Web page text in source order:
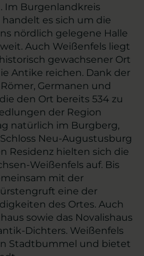
Im Burgenlandkreis
es sich um die
nördlich gelegene Halle
Auch Weißenfels liegt
gewachsener Ort
Antike reichen. Dank der
Germanen und
den Ort bereits 534 zu
der Region
natürlich im Burgberg,
Neu-Augustusburg
Residenz hielten sich die
Weißenfels auf. Bis
mit der
eine der
des Ortes. Auch
sowie das Novalishaus
Dichters. Weißenfels
Stadtbummel und bietet